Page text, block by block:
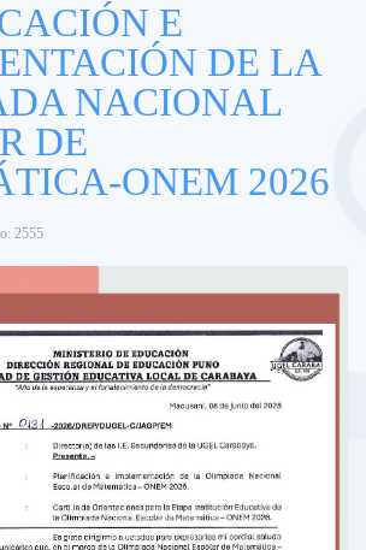
E
DE LA
NACIONAL
DE
ONEM 2026
2555